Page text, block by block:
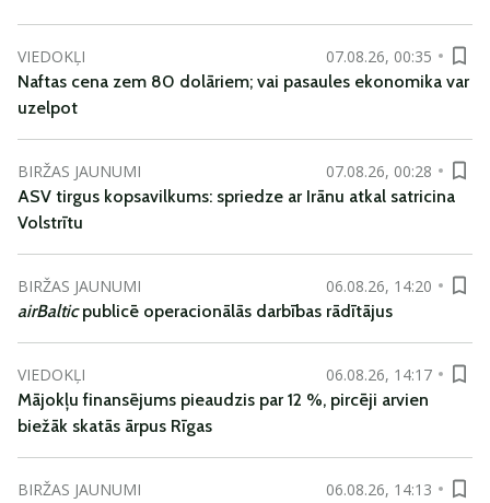
VIEDOKĻI
07.08.26, 00:35
Naftas cena zem 80 dolāriem; vai pasaules ekonomika var
uzelpot
BIRŽAS JAUNUMI
07.08.26, 00:28
ASV tirgus kopsavilkums: spriedze ar Irānu atkal satricina
Volstrītu
BIRŽAS JAUNUMI
06.08.26, 14:20
airBalticpublicē operacionālās darbības rādītājus
VIEDOKĻI
06.08.26, 14:17
Mājokļu finansējums pieaudzis par 12 %, pircēji arvien
biežāk skatās ārpus Rīgas
BIRŽAS JAUNUMI
06.08.26, 14:13